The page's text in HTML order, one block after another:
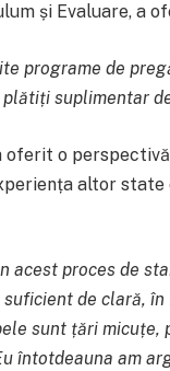
și Evaluare, a
programe de
suplimentar
o
altor
proces de
de clară, în
sunt țări micuțe,
întotdeauna am